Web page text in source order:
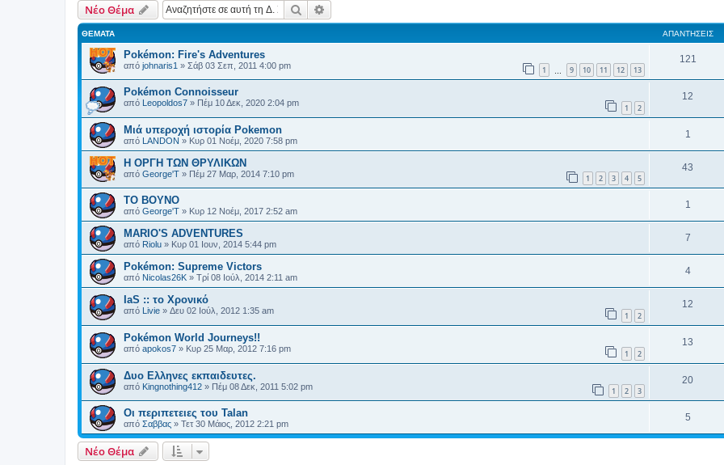
Νέο Θέμα Αναζήτηση
ΘΈΜΑΤΑ ΑΠΑΝΤΉΣΕΙΣ
Pokémon: Fire's Adventures
από johnaris1 » Σάβ 03 Σεπ, 2011 4:00 pm 1 9 10 11 12 13
121
Pokémon Connoisseur
από Leopoldos7 » Πέμ 10 Δεκ, 2020 2:04 pm 1 2
12
Μιά υπεροχή ιστορία Pokemon
από LANDON » Κυρ 01 Νοέμ, 2020 7:58 pm
1
Η ΟΡΓΗ ΤΩΝ ΘΡΥΛΙΚΩΝ
από George'T » Πέμ 27 Μαρ, 2014 7:10 pm 1 2 3 4 5
43
ΤΟ ΒΟΥΝΟ
από George'T » Κυρ 12 Νοέμ, 2017 2:52 am
1
MARIO'S ADVENTURES
από Riolu » Κυρ 01 Ιουν, 2014 5:44 pm
7
Pokémon: Supreme Victors
από Nicolas26K » Τρί 08 Ιούλ, 2014 2:11 am
4
IaS :: το Χρονικό
από Livie » Δευ 02 Ιούλ, 2012 1:35 am 1 2
12
Pokémon World Journeys!!
από apokos7 » Κυρ 25 Μαρ, 2012 7:16 pm 1 2
13
Δυο Ελληνες εκπαιδευτες.
από Kingnothing412 » Πέμ 08 Δεκ, 2011 5:02 pm 1 2 3
20
Οι περιπετειες του Talan
από Σαββας » Τετ 30 Μάιος, 2012 2:21 pm
5
Νέο Θέμα